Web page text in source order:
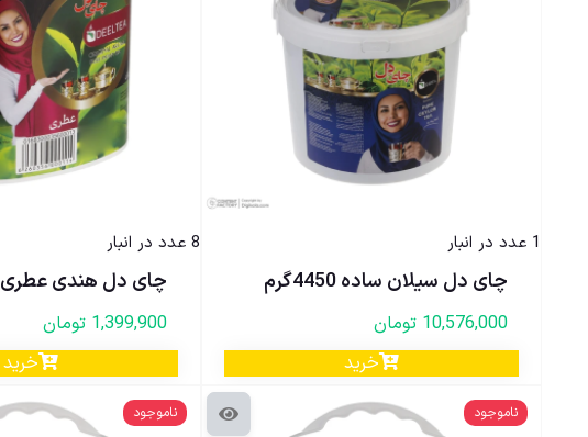
1 عدد در انبار
چای دل سیلان ساده 4450گرم
10,576,000 تومان
خرید
8 عدد در انبار
چای دل هندی عطری 445گرم
1,399,900 تومان
خرید
ناموجود ناموجود